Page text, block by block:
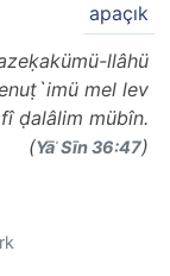
apaçık
llâhü
mel lev
ḍalâlim mübîn.
(Yāʾ Sīn 36:47)